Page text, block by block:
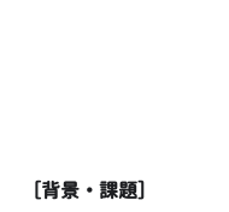
［背景・課題］